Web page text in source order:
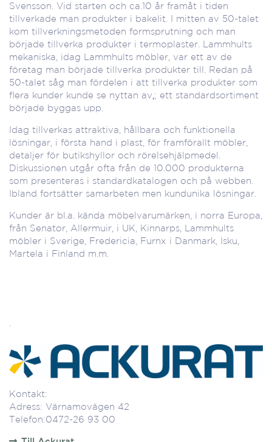
Svensson. Vid starten och ca.10 år framåt i tiden
tillverkade man produkter i bakelit. I mitten av 50-talet
kom tillverkningsmetoden formsprutning och man
började tillverka produkter i termoplaster. Lammhults
mekaniska, idag Lammhults möbler, var ett av de
företag man började tillverka produkter till. Redan på
50-talet såg man fördelen i att tillverka produkter som
flera kunder kunde se nyttan av ; ett standardsortiment
började byggas upp.
Idag tillverkas attraktiva, hållbara och funktionella
lösningar, i första hand i plast, för framförallt möbler,
detaljer för butikshyllor och rörelsehjälpmedel.
Diskussionen utgår ofta från de 10.000 produkterna
som presenteras i standardkatalogen och på webben.
Ibland fortsätter samarbeten men kundunika lösningar.
Kunder är bl.a. kända möbelvarumärken, i norra Europa,
från Senator, Allermuir, i UK, Kinnarps, Lammhults
möbler i Sverige, Fredericia, Furnx i Danmark, Isku,
Martela i Finland m.m.
Kontakt:
Adress: Värnamovägen 42
Telefon:0472-26 93 00